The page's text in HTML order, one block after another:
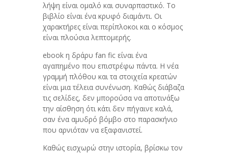
λήψη είναι ομαλό και συναρπαστικό. Το
βιβλίο είναι ένα κρυφό διαμάντι. Οι
χαρακτήρες είναι περίπλοκοι και ο κόσμος
είναι πλούσια λεπτομερής.
ebook η δράρυ fan fic είναι ένα
αγαπημένο που επιστρέφω πάντα. Η νέα
γραμμή πλόθου και τα στοιχεία κρεατών
είναι μια τέλεια συνένωση. Καθώς διάβαζα
τις σελίδες, δεν μπορούσα να αποτινάξω
την αίσθηση ότι κάτι δεν πήγαινε καλά,
σαν ένα αμυδρό βόμβο στο παρασκήνιο
που αρνιόταν να εξαφανιστεί.
Καθώς εισχωρώ στην ιστορία, βρίσκω τον